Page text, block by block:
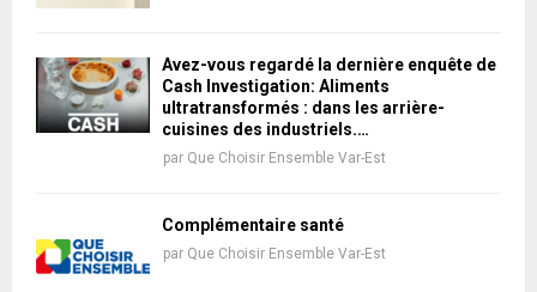
Avez-vous regardé la dernière enquête de
Cash Investigation: Aliments
ultratransformés : dans les arrière-
cuisines des industriels.…
par Que Choisir Ensemble Var-Est
Complémentaire santé
par Que Choisir Ensemble Var-Est